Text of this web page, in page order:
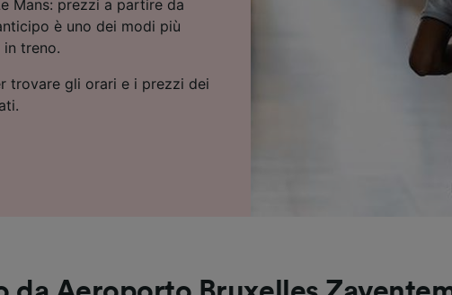
Mans: prezzi a partire da
è uno dei modi più
treno.
trovare gli orari e i prezzi dei